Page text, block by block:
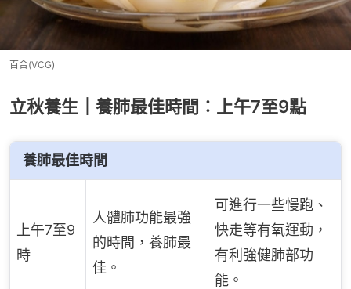
百合(VCG)
立秋養生｜養肺最佳時間︰上午7至9點
養肺最佳時間
上午7至9
時
人體肺功能最強
的時間，養肺最
佳。
可進行一些慢跑、
快走等有氧運動，
有利強健肺部功
能。